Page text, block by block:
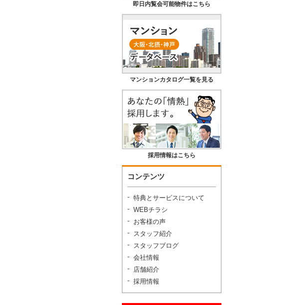
即日内覧会可能物件はこちら
マンションカタログ一覧を見る
採用情報はこちら
コンテンツ
特典とサービスについて
WEBチラシ
お客様の声
スタッフ紹介
スタッフブログ
会社情報
店舗紹介
採用情報